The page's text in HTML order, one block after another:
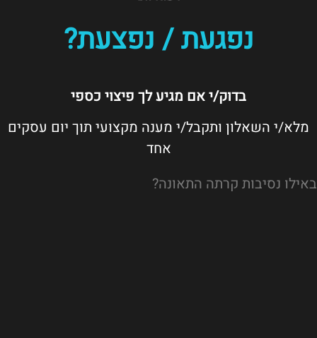
נפגעת / נפצעת?
בדוק/י אם מגיע לך פיצוי כספי
מלא/י השאלון ותקבל/י מענה מקצועי תוך יום עסקים
אחד
באילו נסיבות קרתה התאונה?